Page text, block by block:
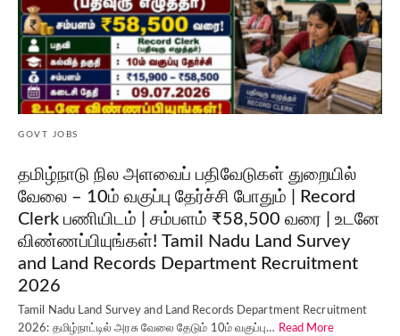
GOVT JOBS
தமிழ்நாடு நில அளவைப் பதிவேடுகள் துறையில்
வேலை – 10ம் வகுப்பு தேர்ச்சி போதும் | Record
Clerk பணியிடம் | சம்பளம் ₹58,500 வரை | உடனே
விண்ணப்பியுங்கள்! Tamil Nadu Land Survey
and Land Records Department Recruitment
2026
Tamil Nadu Land Survey and Land Records Department Recruitment
2026: தமிழ்நாட்டில் அரசு வேலை தேடும் 10ம் வகுப்பு… Read More